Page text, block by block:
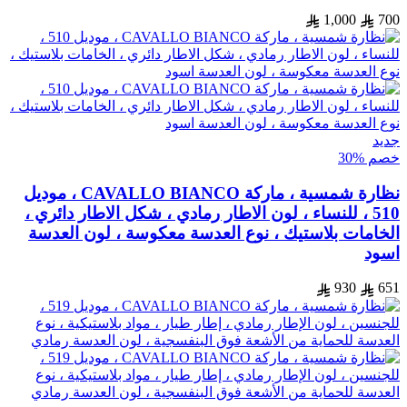
700
1,000
جديد
خصم %30
نظارة شمسية ، ماركة CAVALLO BIANCO ، موديل
510 ، للنساء ، لون الاطار رمادي ، شكل الاطار دائري ،
الخامات بلاستيك ، نوع العدسة معكوسة ، لون العدسة
اسود
651
930